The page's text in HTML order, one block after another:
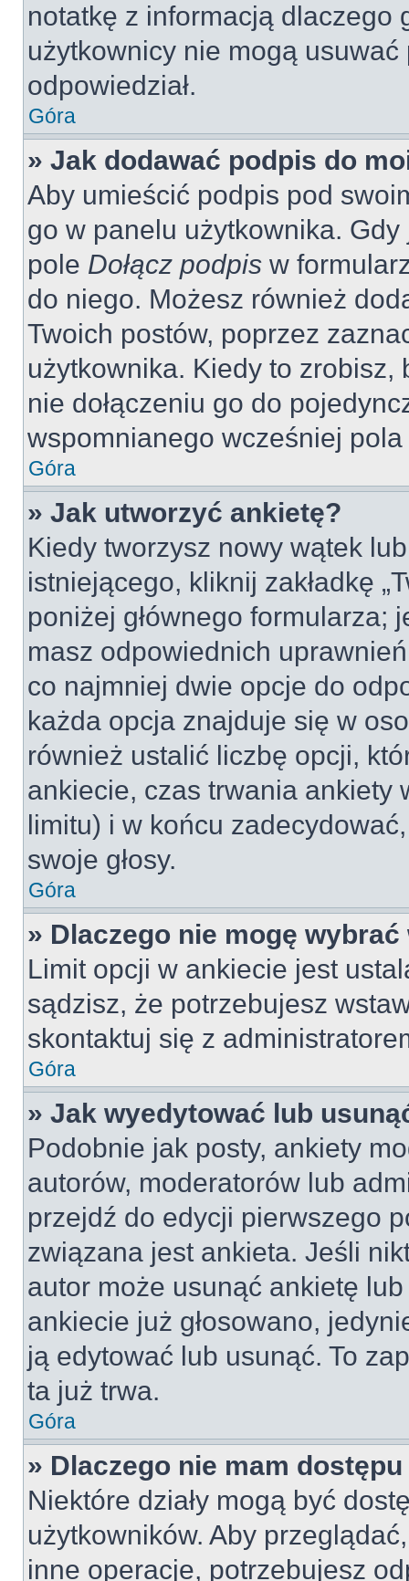
notatkę z informacją dlaczego
użytkownicy nie mogą
odpowiedział.
Góra
» Jak dodawać podpis do
Aby umieścić podpis pod
go w panelu użytkownika.
pole Dołącz podpis w
do niego. Możesz również
Twoich postów, poprzez
użytkownika. Kiedy to zrobisz,
nie dołączeniu go do
wspomnianego wcześniej
Góra
» Jak utworzyć ankietę?
Kiedy tworzysz nowy wątek
istniejącego, kliknij zakładkę
poniżej głównego formularza;
masz odpowiednich
co najmniej dwie opcje do
każda opcja znajduje się w
również ustalić liczbę opcji,
ankiecie, czas trwania ankiety
limitu) i w końcu
swoje głosy.
Góra
» Dlaczego nie mogę
Limit opcji w ankiecie jest
sądzisz, że potrzebujesz
skontaktuj się z
Góra
» Jak wyedytować lub
Podobnie jak posty, ankiety
autorów, moderatorów lub
przejdź do edycji pierwszego
związana jest ankieta. Jeśli
autor może usunąć ankietę
ankiecie już głosowano,
ją edytować lub usunąć. To
ta już trwa.
Góra
» Dlaczego nie mam dostępu
Niektóre działy mogą być
użytkowników. Aby
inne operacje, potrzebujesz